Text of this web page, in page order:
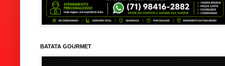
BATATA GOURMET